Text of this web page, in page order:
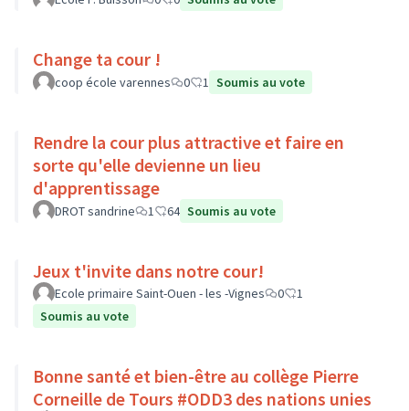
Change ta cour !
coop école varennes 0 1 Soumis au vote
Rendre la cour plus attractive et faire en
sorte qu'elle devienne un lieu
d'apprentissage
DROT sandrine 1 64 Soumis au vote
Jeux t'invite dans notre cour!
Ecole primaire Saint-Ouen - les -Vignes 0
1
Soumis au vote
Bonne santé et bien-être au collège Pierre
Corneille de Tours #ODD3 des nations unies